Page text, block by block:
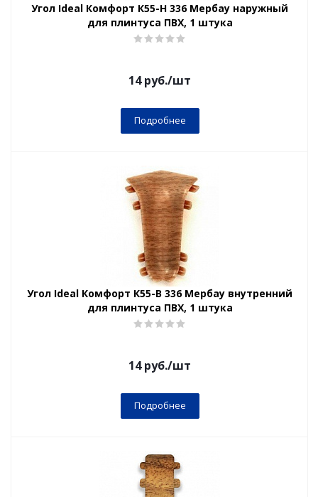
Угол Ideal Комфорт К55-Н 336 Мербау наружный
для плинтуса ПВХ, 1 штука
14руб./шт
Подробнее
Угол Ideal Комфорт К55-В 336 Мербау внутренний
для плинтуса ПВХ, 1 штука
14руб./шт
Подробнее